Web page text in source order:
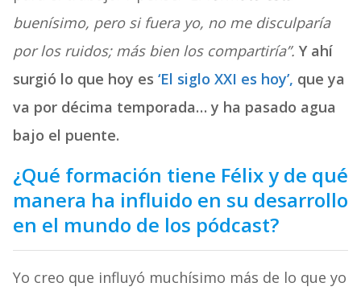
buenísimo, pero si fuera yo, no me disculparía
por los ruidos; más bien los compartiría”. Y ahí
surgió lo que hoy es ‘El siglo XXI es hoy’, que ya
va por décima temporada… y ha pasado agua
bajo el puente.
¿Qué formación tiene Félix y de qué
manera ha influido en su desarrollo
en el mundo de los pódcast?
Yo creo que influyó muchísimo más de lo que yo